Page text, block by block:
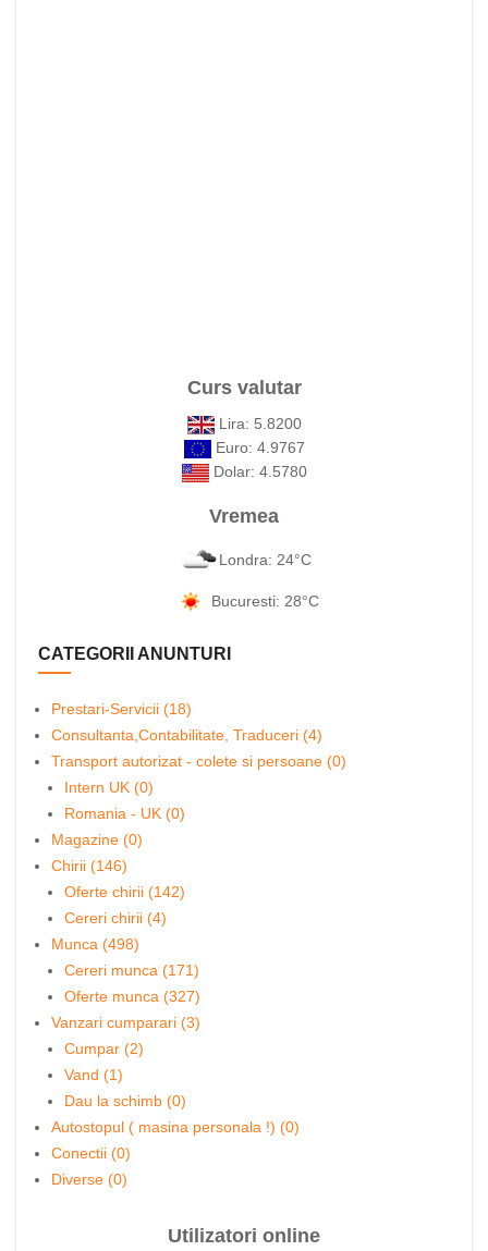
Curs valutar
Lira: 5.8200
Euro: 4.9767
Dolar: 4.5780
Vremea
Londra: 24°C
Bucuresti: 28°C
CATEGORII ANUNTURI
Prestari-Servicii (18)
Consultanta,Contabilitate, Traduceri (4)
Transport autorizat - colete si persoane (0)
Intern UK (0)
Romania - UK (0)
Magazine (0)
Chirii (146)
Oferte chirii (142)
Cereri chirii (4)
Munca (498)
Cereri munca (171)
Oferte munca (327)
Vanzari cumparari (3)
Cumpar (2)
Vand (1)
Dau la schimb (0)
Autostopul ( masina personala !) (0)
Conectii (0)
Diverse (0)
Utilizatori online